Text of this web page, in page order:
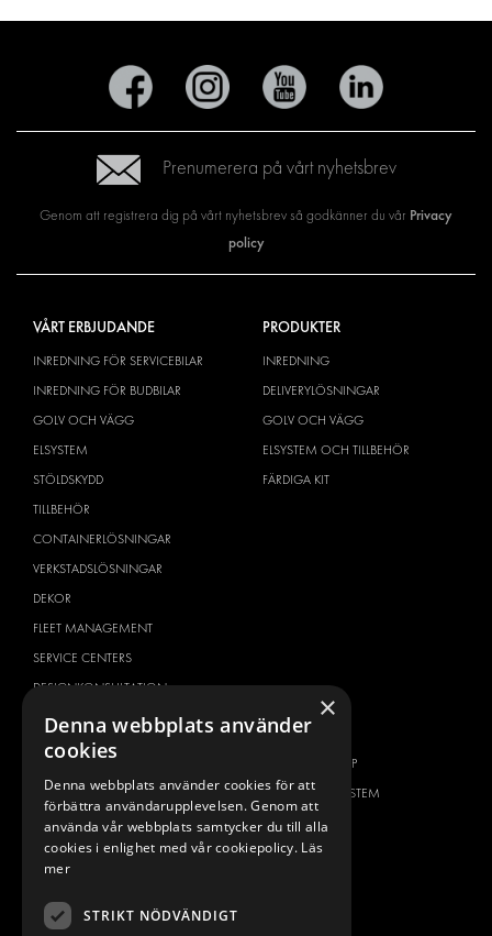
Prenumerera på vårt nyhetsbrev
Genom att registrera dig på vårt nyhetsbrev så godkänner du vår Privacy
policy
VÅRT ERBJUDANDE
INREDNING FÖR SERVICEBILAR
INREDNING FÖR BUDBILAR
GOLV OCH VÄGG
ELSYSTEM
STÖLDSKYDD
TILLBEHÖR
CONTAINERLÖSNINGAR
VERKSTADSLÖSNINGAR
DEKOR
FLEET MANAGEMENT
SERVICE CENTERS
DESIGNKONSULTATION
PRODUKTER
INREDNING
DELIVERYLÖSNINGAR
GOLV OCH VÄGG
ELSYSTEM OCH TILLBEHÖR
FÄRDIGA KIT
BILMÄRKEN
DACIA
FIAT
FORD
IVECO
OM OSS
ONE-STOP-SHOP
OM MODUL-SYSTEM
BROSCHYRER
BILDGALLERI
×
Denna webbplats använder
cookies
Denna webbplats använder cookies för att
förbättra användarupplevelsen. Genom att
använda vår webbplats samtycker du till alla
cookies i enlighet med vår cookiepolicy. Läs
mer
STRIKT NÖDVÄNDIGT